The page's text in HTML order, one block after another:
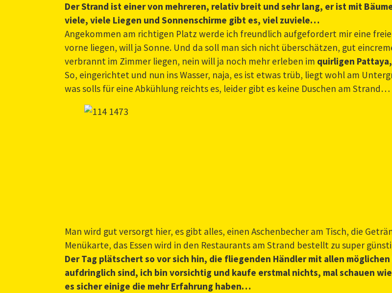
Der Strand ist einer von mehreren, relativ breit und sehr lang, er ist mit
viele, viele Liegen und Sonnenschirme gibt es, viel zuviele…
Angekommen am richtigen Platz werde ich freundlich aufgefordert mir eine
vorne liegen, will ja Sonne. Und da soll man sich nicht überschätzen, gut
verbrannt im Zimmer liegen, nein will ja noch mehr erleben im quirligen
So, eingerichtet und nun ins Wasser, naja, es ist etwas trüb, liegt wohl am
was solls für eine Abkühlung reichts es, leider gibt es keine Duschen am Strand…
Man wird gut versorgt hier, es gibt alles, einen Aschenbecher am Tisch, die
Menükarte, das Essen wird in den Restaurants am Strand bestellt zu super
Der Tag plätschert so vor sich hin, die fliegenden Händler mit allen
aufdringlich sind, ich bin vorsichtig und kaufe erstmal nichts, mal schauen
es sicher einige die mehr Erfahrung haben…